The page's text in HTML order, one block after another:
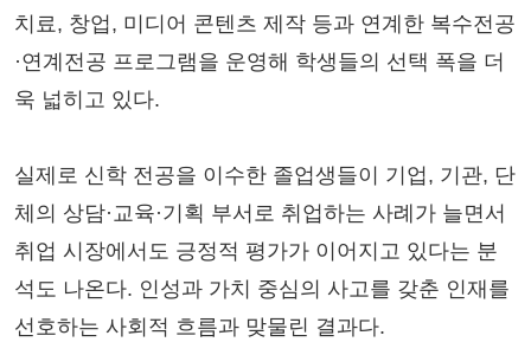
치료, 창업, 미디어 콘텐츠 제작 등과 연계한 복수전공
·연계전공 프로그램을 운영해 학생들의 선택 폭을 더
욱 넓히고 있다.
실제로 신학 전공을 이수한 졸업생들이 기업, 기관, 단
체의 상담·교육·기획 부서로 취업하는 사례가 늘면서
취업 시장에서도 긍정적 평가가 이어지고 있다는 분
석도 나온다. 인성과 가치 중심의 사고를 갖춘 인재를
선호하는 사회적 흐름과 맞물린 결과다.